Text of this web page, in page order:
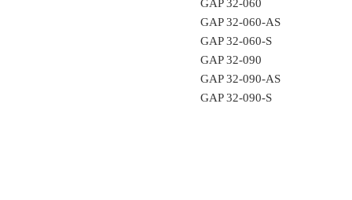
GAP 32-060
GAP 32-060-AS
GAP 32-060-S
GAP 32-090
GAP 32-090-AS
GAP 32-090-S